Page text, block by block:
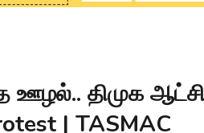
ஊழல்.. திமுக
| TASMAC